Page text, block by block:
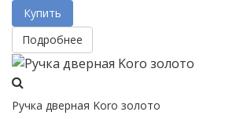
Купить
Подробнее
Ручка дверная Koro золото